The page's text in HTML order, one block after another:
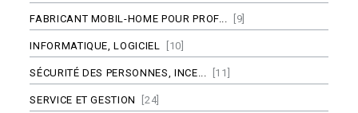
FABRICANT MOBIL-HOME POUR PROF... [9]
INFORMATIQUE, LOGICIEL [10]
SÉCURITÉ DES PERSONNES, INCE... [11]
SERVICE ET GESTION [24]